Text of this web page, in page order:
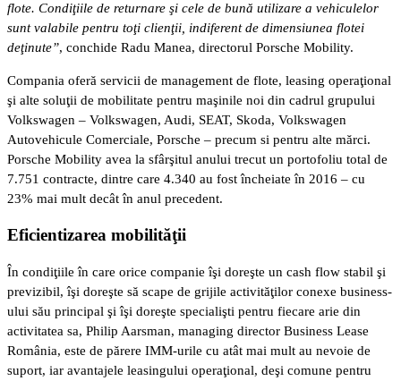
flote. Condiţiile de returnare şi cele de bună utilizare a vehiculelor
sunt valabile pentru toţi clienţii, indiferent de dimensiunea flotei
deţinute”, conchide Radu Manea, directorul Porsche Mobility.
Compania oferă servicii de management de flote, leasing operaţional
şi alte soluţii de mobilitate pentru maşinile noi din cadrul grupului
Volkswagen – Volkswagen, Audi, SEAT, Skoda, Volkswagen
Autovehicule Comerciale, Porsche – precum si pentru alte mărci.
Porsche Mobility avea la sfârşitul anului trecut un portofoliu total de
7.751 contracte, dintre care 4.340 au fost încheiate în 2016 – cu
23% mai mult decât în anul precedent.
Eficientizarea mobilităţii
În condiţiile în care orice companie îşi doreşte un cash flow stabil şi
previzibil, îşi doreşte să scape de grijile activităţilor conexe business-
ului său principal şi îşi doreşte specialişti pentru fiecare arie din
activitatea sa, Philip Aarsman, managing director Business Lease
România, este de părere IMM-urile cu atât mai mult au nevoie de
suport, iar avantajele leasingului operaţional, deşi comune pentru